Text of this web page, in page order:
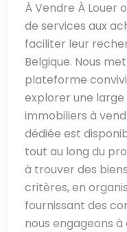
À Vendre À
de services aux
faciliter leur
Belgique. Nous
plateforme
explorer une
immobiliers à
dédiée est
tout au long du
à trouver des
critères, en
fournissant des
nous engageons